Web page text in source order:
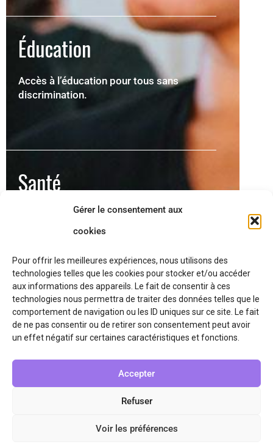
Gérer le consentement aux
cookies
Pour offrir les meilleures expériences, nous utilisons des
technologies telles que les cookies pour stocker et/ou accéder
aux informations des appareils. Le fait de consentir à ces
technologies nous permettra de traiter des données telles que le
comportement de navigation ou les ID uniques sur ce site. Le fait
de ne pas consentir ou de retirer son consentement peut avoir
un effet négatif sur certaines caractéristiques et fonctions.
Accepter
Refuser
Voir les préférences
Éducation
Accès à l’éducation pour tous sans
discrimination.
Santé
Accès à la santé pour tous sans
discrimination.
Politique de confidentialité
Politique de cookies (UE)
Copyright © 2026 Le CRAN